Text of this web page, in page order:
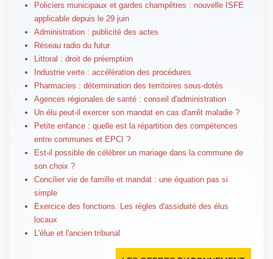
Policiers municipaux et gardes champêtres : nouvelle ISFE
applicable depuis le 29 juin
Administration : publicité des actes
Réseau radio du futur
Littoral : droit de préemption
Industrie verte : accélération des procédures
Pharmacies : détermination des territoires sous-dotés
Agences régionales de santé : conseil d'administration
Un élu peut-il exercer son mandat en cas d'arrêt maladie ?
Petite enfance : quelle est la répartition des compétences
entre communes et EPCI ?
Est-il possible de célébrer un mariage dans la commune de
son choix ?
Concilier vie de famille et mandat : une équation pas si
simple
Exercice des fonctions. Les règles d'assiduité des élus
locaux
L'élue et l'ancien tribunal